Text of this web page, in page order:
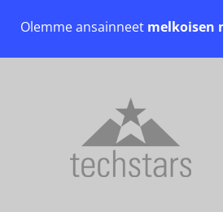
Olemme ansainneet melkoisen